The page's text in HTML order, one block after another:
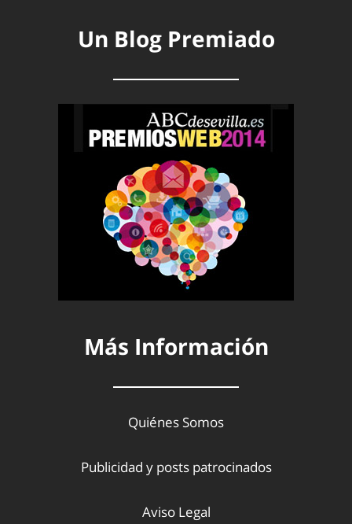
Un Blog Premiado
Más Información
Quiénes Somos
Publicidad y posts patrocinados
Aviso Legal